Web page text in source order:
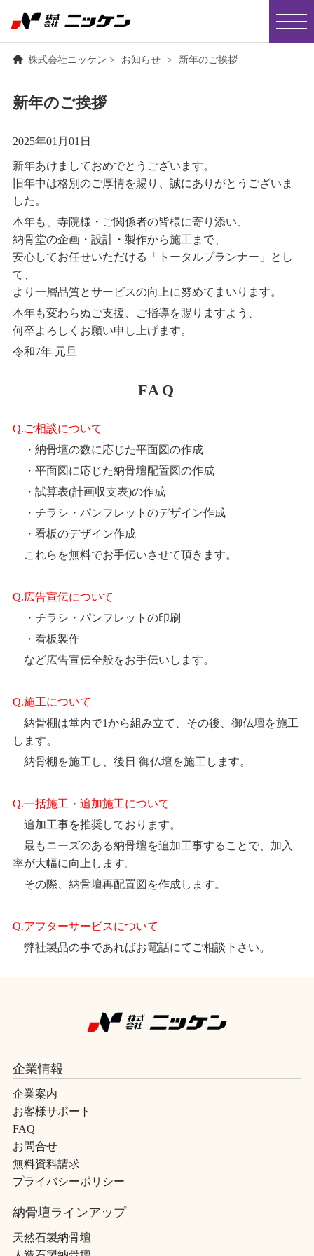
株式会社ニッケン > お知らせ > 新年のご挨拶
新年のご挨拶
2025年01月01日
新年あけましておめでとうございます。
旧年中は格別のご厚情を賜り、誠にありがとうございま
した。
本年も、寺院様・ご関係者の皆様に寄り添い、
納骨堂の企画・設計・製作から施工まで、
安心してお任せいただける「トータルプランナー」とし
て、
より一層品質とサービスの向上に努めてまいります。
本年も変わらぬご支援、ご指導を賜りますよう、
何卒よろしくお願い申し上げます。
令和7年 元旦
FAQ
Q.ご相談について
・納骨壇の数に応じた平面図の作成
・平面図に応じた納骨壇配置図の作成
・試算表(計画収支表)の作成
・チラシ・パンフレットのデザイン作成
・看板のデザイン作成
これらを無料でお手伝いさせて頂きます。
Q.広告宣伝について
・チラシ・パンフレットの印刷
・看板製作
など広告宣伝全般をお手伝いします。
Q.施工について
納骨棚は堂内で1から組み立て、その後、御仏壇を施工
します。
納骨棚を施工し、後日 御仏壇を施工します。
Q.一括施工・追加施工について
追加工事を推奨しております。
最もニーズのある納骨壇を追加工事することで、加入
率が大幅に向上します。
その際、納骨壇再配置図を作成します。
Q.アフターサービスについて
弊社製品の事であればお電話にてご相談下さい。
企業情報
企業案内
お客様サポート
FAQ
お問合せ
無料資料請求
プライバシーポリシー
納骨壇ラインアップ
天然石製納骨壇